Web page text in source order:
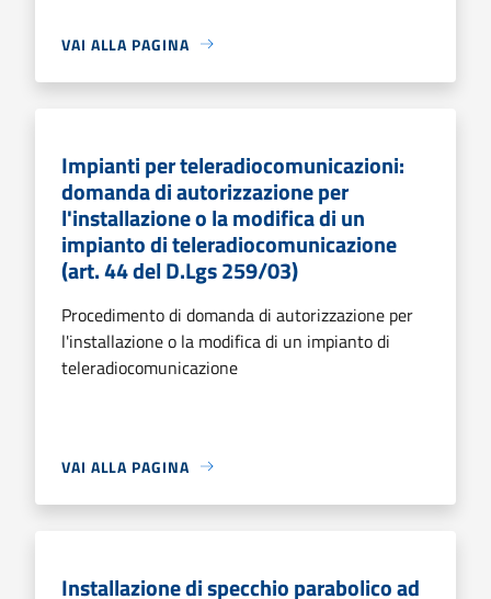
VAI ALLA PAGINA
Impianti per teleradiocomunicazioni:
domanda di autorizzazione per
l'installazione o la modifica di un
impianto di teleradiocomunicazione
(art. 44 del D.Lgs 259/03)
Procedimento di domanda di autorizzazione per
l'installazione o la modifica di un impianto di
teleradiocomunicazione
VAI ALLA PAGINA
Installazione di specchio parabolico ad